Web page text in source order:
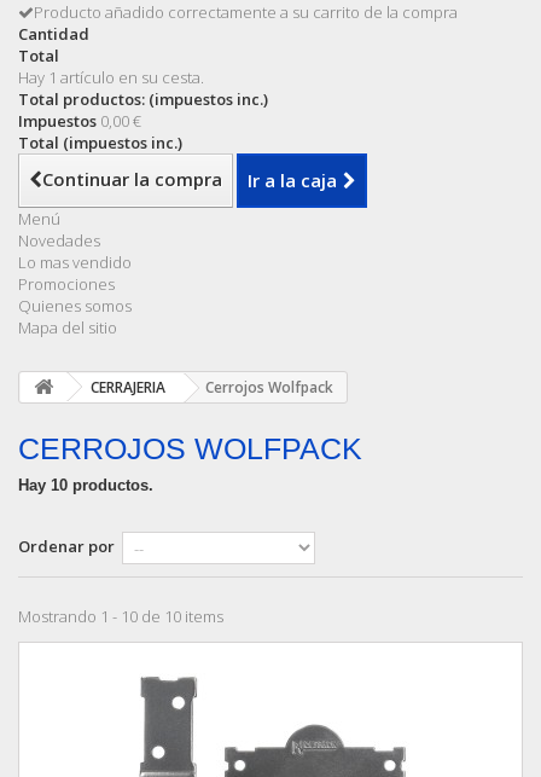
Producto añadido correctamente a su carrito de la compra
Cantidad
Total
Hay 1 artículo en su cesta.
Total productos: (impuestos inc.)
Impuestos 0,00 €
Total (impuestos inc.)
Continuar la compra Ir a la caja
Menú
Novedades
Lo mas vendido
Promociones
Quienes somos
Mapa del sitio
CERRAJERIA Cerrojos Wolfpack
CERROJOS WOLFPACK
Hay 10 productos.
Ordenar por
Mostrando 1 - 10 de 10 items